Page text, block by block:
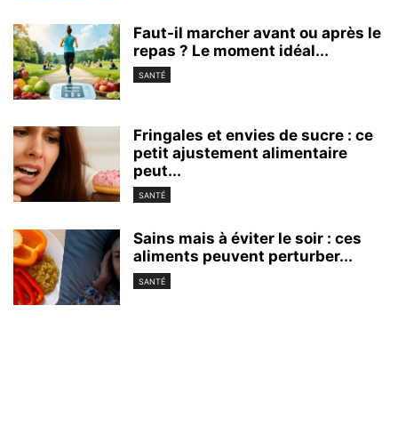
Faut-il marcher avant ou après le
repas ? Le moment idéal...
SANTÉ
Fringales et envies de sucre : ce
petit ajustement alimentaire
peut...
SANTÉ
Sains mais à éviter le soir : ces
aliments peuvent perturber...
SANTÉ